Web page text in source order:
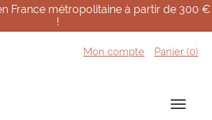
France métropolitaine à partir de 300 €
!
Mon compte Panier (0)